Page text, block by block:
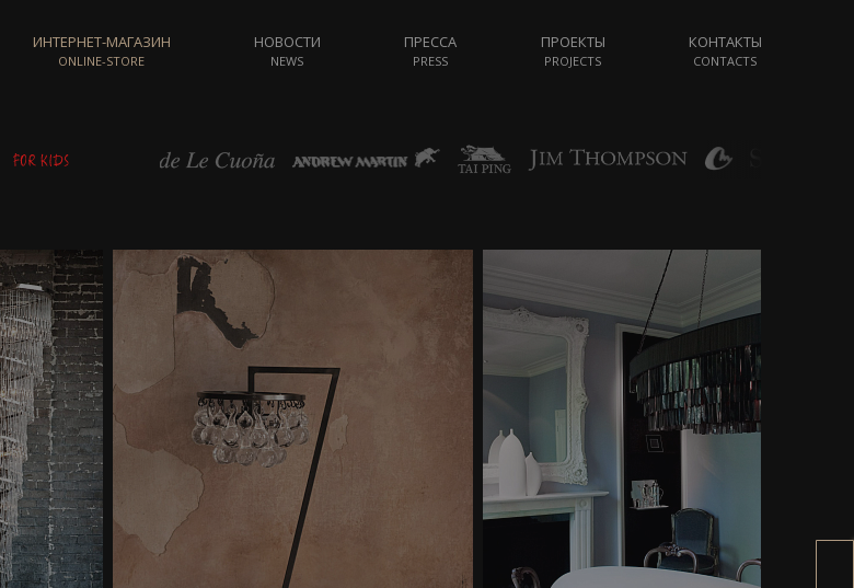
ИНТЕРНЕТ-МАГАЗИН
ONLINE-STORE
НОВОСТИ
NEWS
ПРЕССА
PRESS
ПРОЕКТЫ
PROJECTS
КОНТАКТЫ
CONTACTS